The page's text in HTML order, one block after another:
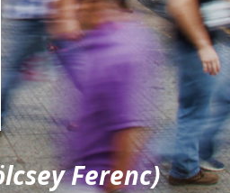
Ferenc)